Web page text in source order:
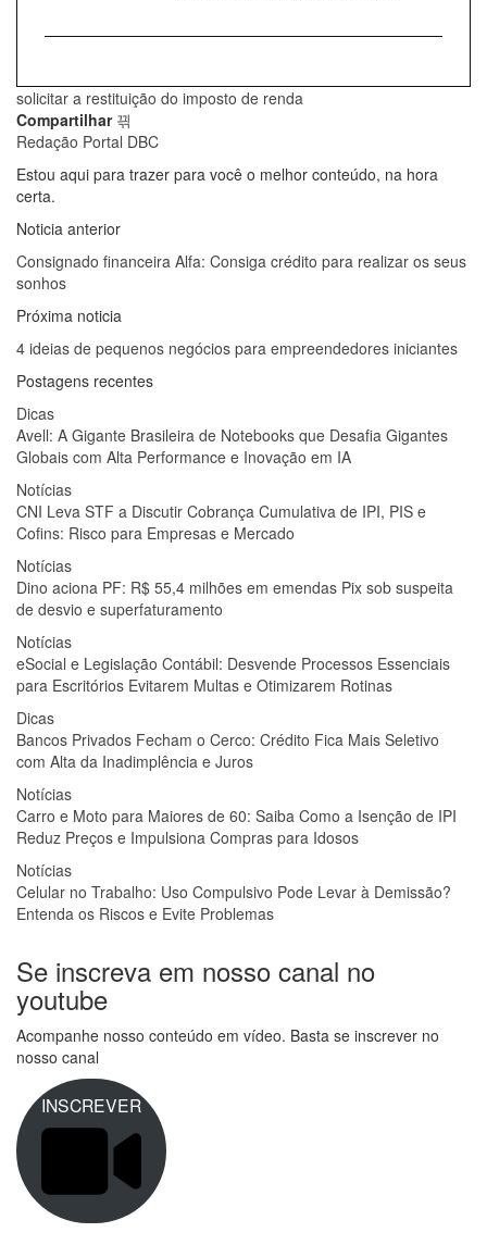
solicitar a restituição do imposto de renda
Compartilhar
Redação Portal DBC
Estou aqui para trazer para você o melhor conteúdo, na hora
certa.
Noticia anterior
Consignado financeira Alfa: Consiga crédito para realizar os seus
sonhos
Próxima noticia
4 ideias de pequenos negócios para empreendedores iniciantes
Postagens recentes
Dicas
Avell: A Gigante Brasileira de Notebooks que Desafia Gigantes
Globais com Alta Performance e Inovação em IA
Notícias
CNI Leva STF a Discutir Cobrança Cumulativa de IPI, PIS e
Cofins: Risco para Empresas e Mercado
Notícias
Dino aciona PF: R$ 55,4 milhões em emendas Pix sob suspeita
de desvio e superfaturamento
Notícias
eSocial e Legislação Contábil: Desvende Processos Essenciais
para Escritórios Evitarem Multas e Otimizarem Rotinas
Dicas
Bancos Privados Fecham o Cerco: Crédito Fica Mais Seletivo
com Alta da Inadimplência e Juros
Notícias
Carro e Moto para Maiores de 60: Saiba Como a Isenção de IPI
Reduz Preços e Impulsiona Compras para Idosos
Notícias
Celular no Trabalho: Uso Compulsivo Pode Levar à Demissão?
Entenda os Riscos e Evite Problemas
Se inscreva em nosso canal no
youtube
Acompanhe nosso conteúdo em vídeo. Basta se inscrever no
nosso canal
INSCREVER